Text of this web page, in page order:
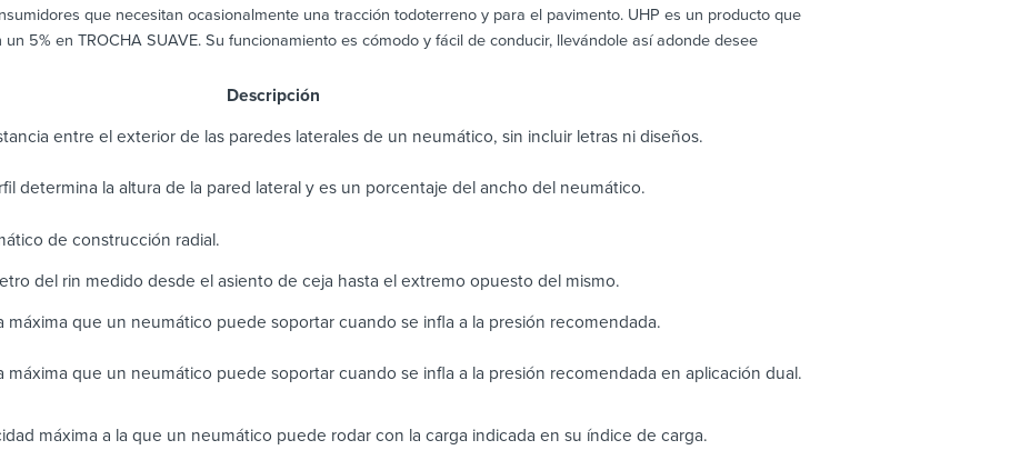
que necesitan ocasionalmente una tracción todoterreno y para el pavimento. UHP es un producto que
5% en TROCHA SUAVE. Su funcionamiento es cómodo y fácil de conducir, llevándole así adonde desee
entre el exterior de las paredes laterales de un neumático, sin incluir letras ni diseños.
determina la altura de la pared lateral y es un porcentaje del ancho del neumático.
de construcción radial.
del rin medido desde el asiento de ceja hasta el extremo opuesto del mismo.
máxima que un neumático puede soportar cuando se infla a la presión recomendada.
máxima que un neumático puede soportar cuando se infla a la presión recomendada en aplicación dual.
máxima a la que un neumático puede rodar con la carga indicada en su índice de carga.